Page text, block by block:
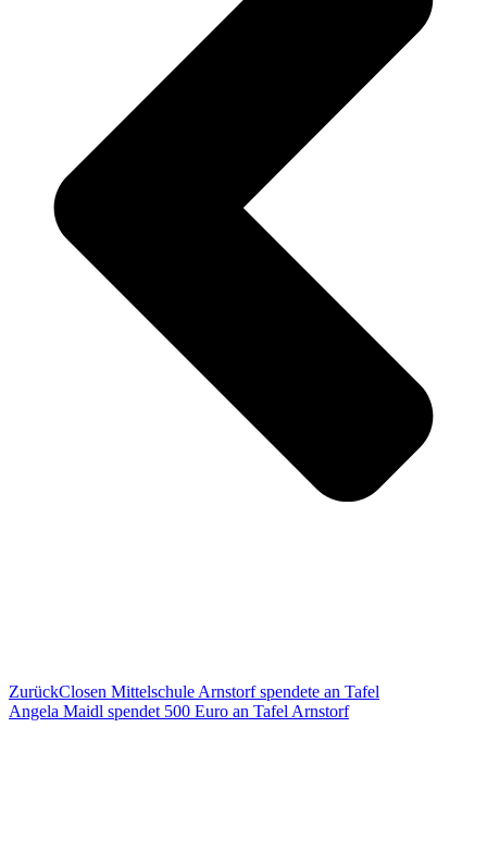
ZurückClosen Mittelschule Arnstorf spendete an Tafel
Angela Maidl spendet 500 Euro an Tafel Arnstorf